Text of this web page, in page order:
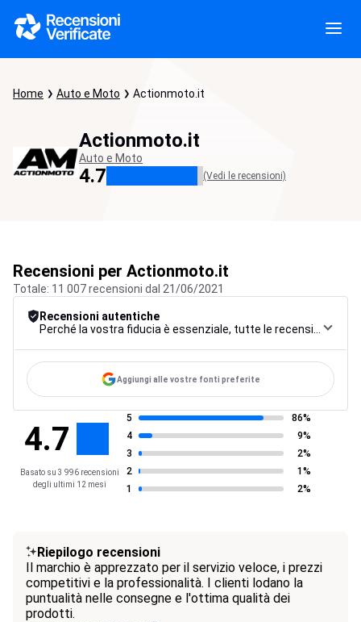
Home Auto e Moto Actionmoto.it
Actionmoto.it
Auto e Moto
4.7 (Vedi le recensioni)
Recensioni per Actionmoto.it
Totale: 11 007 recensioni dal 21/06/2021
Recensioni autentiche
Aggiungi alle vostre fonti preferite
4.7
Basato su 3 996 recensioni
degli ultimi 12 mesi
5
86%
4
9%
3
2%
2
1%
1
2%
Riepilogo recensioni
Il marchio è apprezzato per il servizio veloce, i prezzi
competitivi e la professionalità. I clienti lodano la
puntualità nelle consegne e l'ottima qualità dei
prodotti.